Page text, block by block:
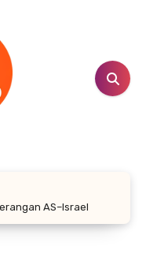
AS–Israel